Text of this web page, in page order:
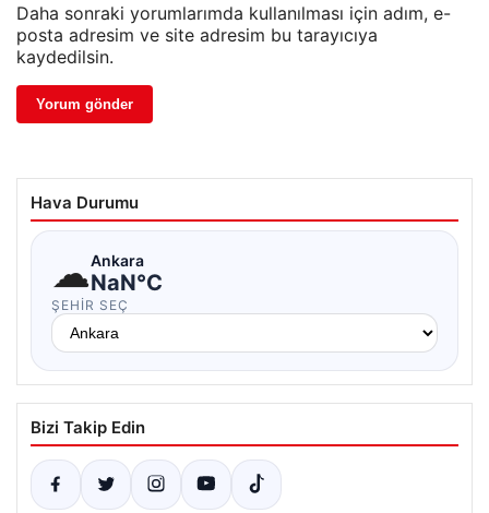
Daha sonraki yorumlarımda kullanılması için adım, e-
posta adresim ve site adresim bu tarayıcıya
kaydedilsin.
Hava Durumu
☁Ankara
NaN°C
ŞEHIR SEÇ
Bizi Takip Edin